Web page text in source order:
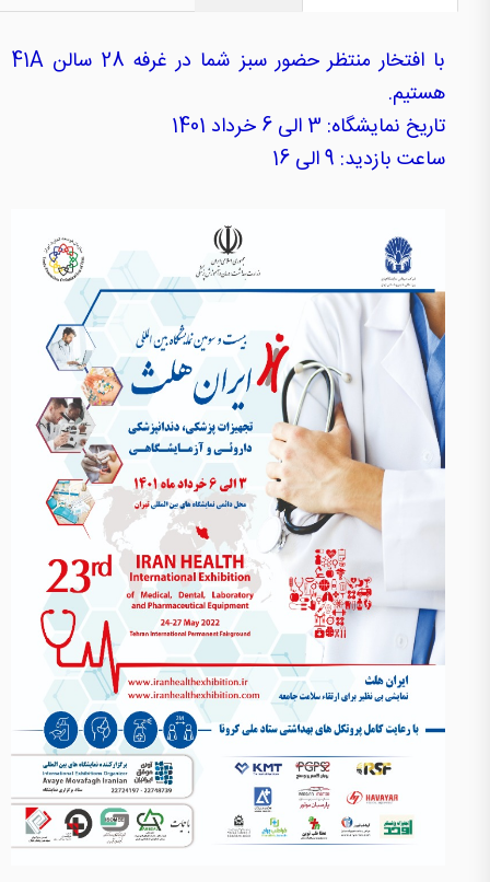
با افتخار منتظر حضور سبز شما در غرفه 28 سالن 41A
هستیم.
تاریخ نمایشگاه: 3 الی 6 خرداد 1401
ساعت بازدید: 9 الی 16